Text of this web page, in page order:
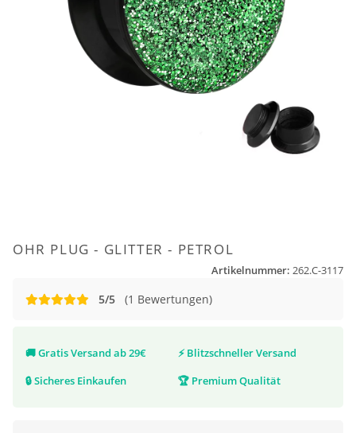
OHR PLUG - GLITTER - PETROL
Artikelnummer: 262.C-3117
5/5 (1 Bewertungen)
🚚Gratis Versand ab 29€ ⚡ Blitzschneller Versand
🔒Sicheres Einkaufen 🏆 Premium Qualität